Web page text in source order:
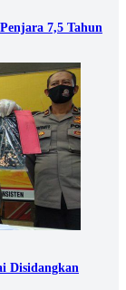
7,5 Tahun
Disidangkan